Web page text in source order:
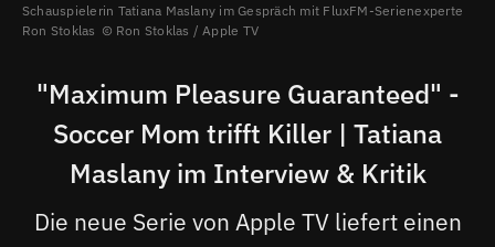
Schauspielerin Tatiana Maslany im Gespräch mit FluxFM-Serienexperte
Ron Stoklas
Ron Stoklas / Apple TV
"Maximum Pleasure Guaranteed" -
Soccer Mom trifft Killer | Tatiana
Maslany im Interview & Kritik
Die neue Serie von Apple TV liefert einen